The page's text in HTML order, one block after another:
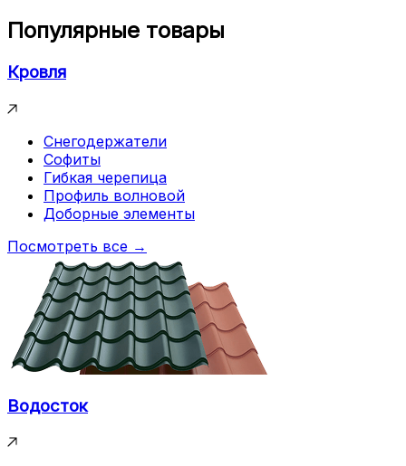
Популярные товары
Кровля
Снегодержатели
Софиты
Гибкая черепица
Профиль волновой
Доборные элементы
Посмотреть все →
Водосток